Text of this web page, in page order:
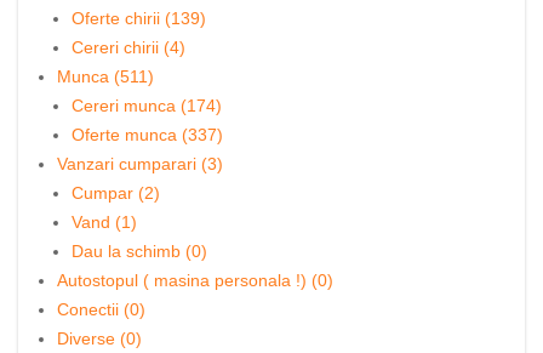
Oferte chirii (139)
Cereri chirii (4)
Munca (511)
Cereri munca (174)
Oferte munca (337)
Vanzari cumparari (3)
Cumpar (2)
Vand (1)
Dau la schimb (0)
Autostopul ( masina personala !) (0)
Conectii (0)
Diverse (0)